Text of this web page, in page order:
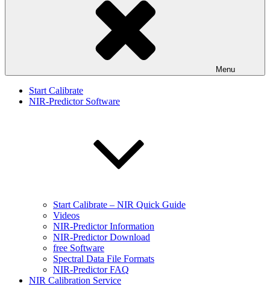
Menu
Start Calibrate
NIR-Predictor Software
Start Calibrate – NIR Quick Guide
Videos
NIR-Predictor Information
NIR-Predictor Download
free Software
Spectral Data File Formats
NIR-Predictor FAQ
NIR Calibration Service